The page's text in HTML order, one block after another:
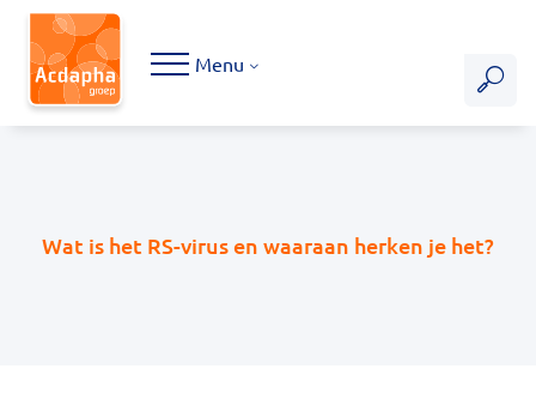
Hoofdmenu
Menu
Wat is het RS-virus en waaraan herken je het?